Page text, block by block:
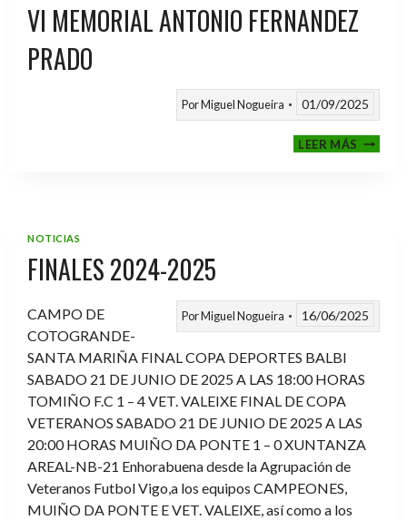
VI MEMORIAL ANTONIO FERNANDEZ
PRADO
PorMiguel Nogueira 01/09/2025
LEER MÁSVI
NOTICIAS
FINALES 2024-2025
PorMiguel Nogueira 16/06/2025
CAMPO DE
COTOGRANDE-
SANTA MARIÑA FINAL COPA DEPORTES BALBI
SABADO 21 DE JUNIO DE 2025 A LAS 18:00 HORAS
TOMIÑO F.C 1 – 4 VET. VALEIXE FINAL DE COPA
VETERANOS SABADO 21 DE JUNIO DE 2025 A LAS
20:00 HORAS MUIÑO DA PONTE 1 – 0 XUNTANZA
AREAL-NB-21 Enhorabuena desde la Agrupación de
Veteranos Futbol Vigo,a los equipos CAMPEONES,
MUIÑO DA PONTE E VET. VALEIXE, así como a los